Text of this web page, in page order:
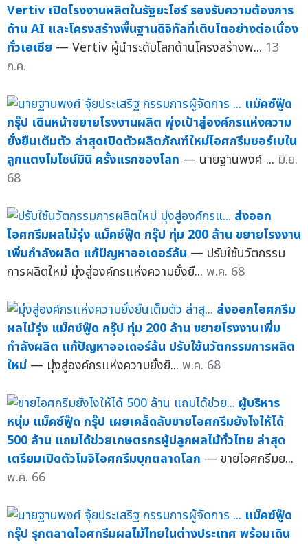
Vertiv เปิดโรงงานผลิตในรัฐยะโฮร์ รองรับความต้องการ
ด้าน AI และโครงสร้างพื้นฐานดิจิทัลที่เติบโตอย่างต่อเนื่อง
ทั่วเอเชีย — Vertiv ผู้นำระดับโลกด้านโครงสร้างพ... 13
ก.ค.
แม็คซ์ฟู๊ด
กรุ๊ป เดินหน้าขยายโรงงานผลิต พุ่งเป้าสู่องค์กรแห่งความ
ยั่งยืนเต็มตัว ล่าสุดเปิดตัวผลิตภัณฑ์ใหม่ไอศกรีมซอร์เบใน
ลูกแตงโมไซน์มินิ ครั้งแรกของโลก — นายฐานพงศ์ ... มิ.ย.
68
ส่งออก
ไอศกรีมผลไม้รุ่ง แม็คซ์ฟู๊ด กรุ๊ป ทุ่ม 200 ล้าน ขยายโรงงาน
เพิ่มกำลังผลิต แก้ปัญหาออเดอร์ล้น — ปรับใช้นวัตกรรม
การผลิตใหม่ มุ่งสู่องค์กรแห่งความยั่งยื... พ.ค. 68
ส่งออกไอศกรีม
ผลไม้รุ่ง แม็คซ์ฟู๊ด กรุ๊ป ทุ่ม 200 ล้าน ขยายโรงงานเพิ่ม
กำลังผลิต แก้ปัญหาออเดอร์ล้น ปรับใช้นวัตกรรมการผลิต
ใหม่ — มุ่งสู่องค์กรแห่งความยั่งยื... พ.ค. 68
ผู้บริหาร
หนุ่ม แม็คซ์ฟู๊ด กรุ๊ป เผยเคล็ดลับขายไอศกรีมยังไงให้ได้
500 ล้าน แถมได้ช่วยเกษตรกรผู้ปลูกผลไม้ทั่วไทย ล่าสุด
เตรียมเปิดตัวโมจิไอศกรีมบุกตลาดโลก — ขายไอศกรีมย...
พ.ค. 66
แม็คซ์ฟู๊ด
กรุ๊ป รุกตลาดไอศกรีมผลไม้ไทยในต่างประเทศ พร้อมเดิน